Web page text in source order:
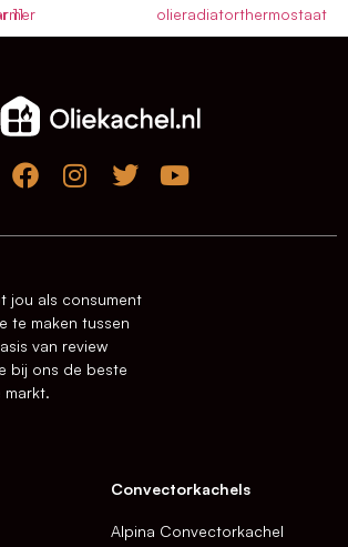
11
olieradiatorthermostaat
jou als consument
te maken tussen
van review
bij ons de beste
markt.
Convectorkachels
Alpina Convectorkachel